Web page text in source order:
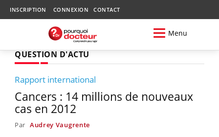
INSCRIPTION CONNEXION CONTACT
Menu
QUESTION D'ACTU
Rapport international
Cancers : 14 millions de nouveaux
cas en 2012
Par Audrey Vaugrente